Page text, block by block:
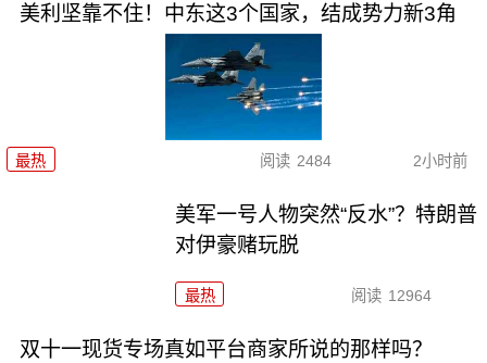
美利坚靠不住！中东这3个国家，结成势力新3角
最热 阅读 2484 2小时前
美军一号人物突然“反水”？特朗普
对伊豪赌玩脱
最热 阅读 12964
双十一现货专场真如平台商家所说的那样吗？